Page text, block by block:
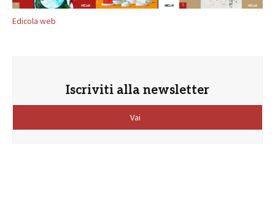
Edicola web
Iscriviti alla newsletter
Vai